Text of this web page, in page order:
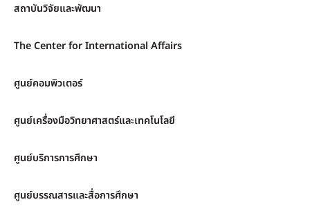
สถาบันวิจัยและพัฒนา
The Center for International Affairs
ศูนย์คอมพิวเตอร์
ศูนย์เครื่องมือวิทยาศาสตร์และเทคโนโลยี
ศูนย์บริการการศึกษา
ศูนย์บรรณสารและสื่อการศึกษา